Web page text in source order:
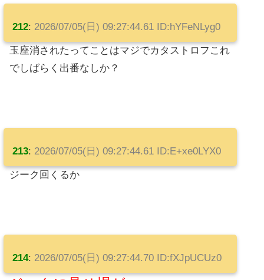
212: 2026/07/05(日) 09:27:44.61 ID:hYFeNLyg0
玉座消されたってことはマジでカタストロフこれ
でしばらく出番なしか？
213: 2026/07/05(日) 09:27:44.61 ID:E+xe0LYX0
ジーク回くるか
214: 2026/07/05(日) 09:27:44.70 ID:fXJpUCUz0